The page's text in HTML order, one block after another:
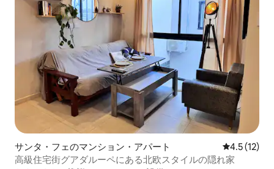
サンタ・フェのマンション・アパート レビュー12
4.5 (12)
高級住宅街グアダルーペにある北欧スタイルの隠れ家